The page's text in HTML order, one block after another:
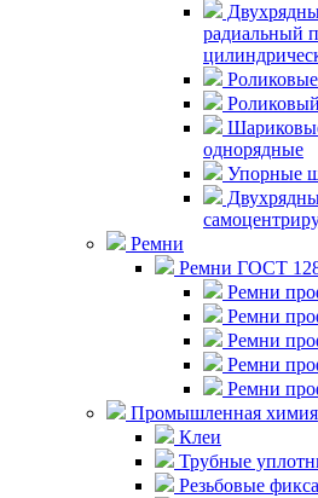
радиальный
однорядные
Упорные
Ремни
Ремни ГОСТ
Ремни
Ремни
Ремни
Ремни
Ремни
Промышленная химия
Клеи
Трубные
Резьбовые